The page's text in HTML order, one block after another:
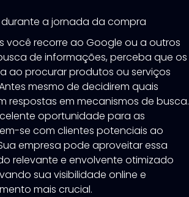
a jornada da compra
você recorre ao Google ou a outros
de informações, perceba que os
ao procurar produtos ou serviços
mesmo de decidirem quais
respostas em mecanismos de busca.
oportunidade para as
se com clientes potenciais ao
empresa pode aproveitar essa
relevante e envolvente otimizado
sua visibilidade online e
mais crucial.